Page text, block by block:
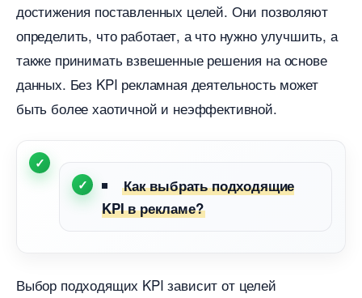
достижения поставленных целей. Они позволяют
определить, что работает, а что нужно улучшить, а
также принимать взвешенные решения на основе
данных. Без KPI рекламная деятельность может
ыть более хаотичной и неэффективной.
Как выбрать подходящие
KPI в рекламе?
ыбор подходящих KPI зависит от целей